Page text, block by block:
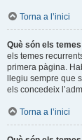
Torna a l’inici
Què són els
els temes
primera pàgina.
llegiu sempre que
els concedeix
Torna a l’inici